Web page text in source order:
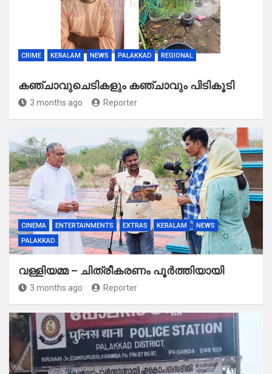
CRIME KERALAM NEWS PALAKKAD REGIONAL
കഞ്ചാവുചെടികളും കഞ്ചാവും പിടികൂടി
3 months ago Reporter
CINEMA ENTERTAINMENTS EXTRAS KERALAM
NEWS
PALAKKAD
വള്ളിയമ്മ – ചിത്രീകരണം പൂർത്തിയായി
3 months ago Reporter